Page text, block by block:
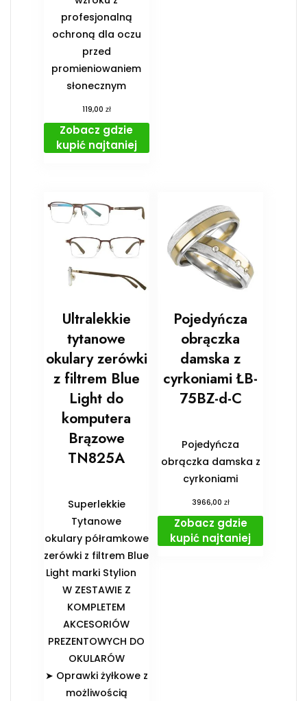
profesjonalną
ochroną dla oczu
przed
promieniowaniem
słonecznym
119,00 zł
Zobacz gdzie
kupić najtaniej
Ultralekkie
tytanowe
okulary zerówki
z filtrem Blue
Light do
komputera
Brązowe
TN825A
Superlekkie
Tytanowe
okulary półramkowe
zerówki z filtrem Blue
Light marki Stylion
️W ZESTAWIE Z
KOMPLETEM
AKCESORIÓW
PREZENTOWYCH DO
OKULARÓW️
➤ Oprawki żyłkowe z
możliwością
Pojedyńcza
obrączka
damska z
cyrkoniami ŁB-
75BZ-d-C
Pojedyńcza
obrączka damska z
cyrkoniami
3966,00 zł
Zobacz gdzie
kupić najtaniej